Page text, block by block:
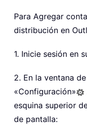
Para Agregar
distribución en
1. Inicie sesión en
2. En la ventana
«Configuración»
esquina superior
de pantalla: